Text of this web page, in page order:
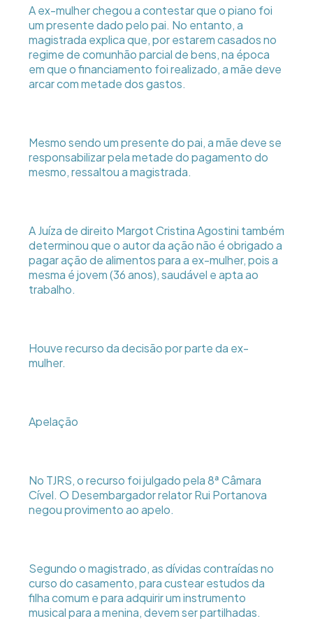
A ex-mulher chegou a contestar que o piano foi
um presente dado pelo pai. No entanto, a
magistrada explica que, por estarem casados no
regime de comunhão parcial de bens, na época
em que o financiamento foi realizado, a mãe deve
arcar com metade dos gastos.
Mesmo sendo um presente do pai, a mãe deve se
responsabilizar pela metade do pagamento do
mesmo, ressaltou a magistrada.
A Juíza de direito Margot Cristina Agostini também
determinou que o autor da ação não é obrigado a
pagar ação de alimentos para a ex-mulher, pois a
mesma é jovem (36 anos), saudável e apta ao
trabalho.
Houve recurso da decisão por parte da ex-
mulher.
Apelação
No TJRS, o recurso foi julgado pela 8ª Câmara
Cível. O Desembargador relator Rui Portanova
negou provimento ao apelo.
Segundo o magistrado, as dívidas contraídas no
curso do casamento, para custear estudos da
filha comum e para adquirir um instrumento
musical para a menina, devem ser partilhadas.